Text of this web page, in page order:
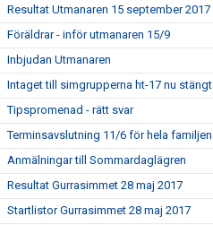
Resultat Utmanaren 15 september 2017
Föräldrar - inför utmanaren 15/9
Inbjudan Utmanaren
Intaget till simgrupperna ht-17 nu stängt
Tipspromenad - rätt svar
Terminsavslutning 11/6 för hela familjen
Anmälningar till Sommardaglägren
Resultat Gurrasimmet 28 maj 2017
Startlistor Gurrasimmet 28 maj 2017